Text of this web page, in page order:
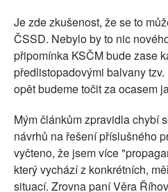
Je zde zkušenost, že se to
ČSSD. Nebylo by to nic
připomínka KSČM bude zase
předlistopadovými balvany
opět budeme točit za ocasem
Mým článkům zpravidla chybí
návrhů na řešení příslušného
vyčteno, že jsem více
který vychází z konkrétních,
situací. Zrovna paní Věra